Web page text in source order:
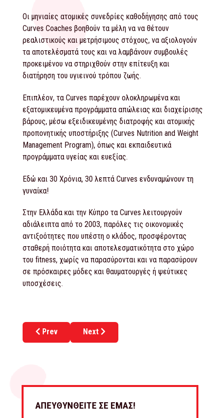
Οι μηνιαίες ατομικές συνεδρίες καθοδήγησης από τους
Curves Coaches βοηθούν τα μέλη να να θέτουν
ρεαλιστικούς και μετρήσιμους στόχους, να αξιολογούν
τα αποτελέσματά τους και να λαμβάνουν συμβουλές
προκειμένου να στηριχθούν στην επίτευξη και
διατήρηση του υγιεινού τρόπου ζωής.
Επιπλέον, τα Curves παρέχουν ολοκληρωμένα και
εξατομικευμένα προγράμματα απώλειας και διαχείρισης
βάρους, μέσω εξειδικευμένης διατροφής και ατομικής
προπονητικής υποστήριξης (Curves Nutrition and Weight
Management Program), όπως και εκπαιδευτικά
προγράμματα υγείας και ευεξίας.
Εδώ και 30 Χρόνια, 30 λεπτά Curves ενδυναμώνουν τη
γυναίκα!
Στην Ελλάδα και την Κύπρο τα Curves λειτουργούν
αδιάλειπτα από το 2003, παρόλες τις οικονομικές
αντιξοότητες που υπέστη ο κλάδος, προσφέροντας
σταθερή ποιότητα και αποτελεσματικότητα στο χώρο
του fitness, χωρίς να παρασύρονται και να παρασύρουν
σε πρόσκαιρες μόδες και θαυματουργές ή ψεύτικες
υποσχέσεις.
Previous article: COFFEE ISLAND
Prev Next article: DR.FIT
Next
ΑΠΕΥΘΥΝΘΕΙΤΕ ΣΕ ΕΜΑΣ!